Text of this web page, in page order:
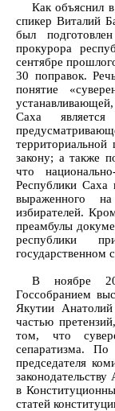
Как объяснил
спикер Виталий
был
прокурора
сентябре
30 поправок.
понятие
Саха
территориальной
закону; а также
что
Республики Саха
выраженного
избирателей.
преамбулы
республики
государственном
В ноябре
Госсобранием
Якутии
частью
том, что
сепаратизма. По
председателя
в
статей